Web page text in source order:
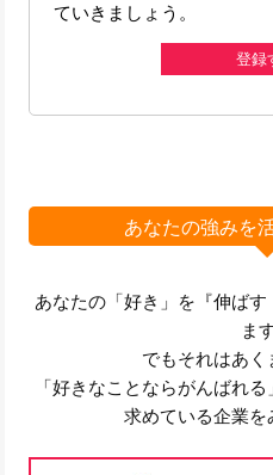
ていきましょう。
登録
あなたの強みを
あなたの「好き」を『伸ば
ま
でもそれはあく
「好きなことならがんばれ
求めている企業を